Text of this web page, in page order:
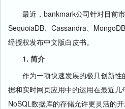
最近，bankmark公司针对目前市
SequoiaDB、Cassandra、
经授权发布中文版白皮书。
1. 简介
作为一项快速发展的极具创新性
据和实时网页应用中的运用在最近
NoSQL数据库的存储允许更灵活的